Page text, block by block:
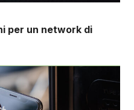
per un network di